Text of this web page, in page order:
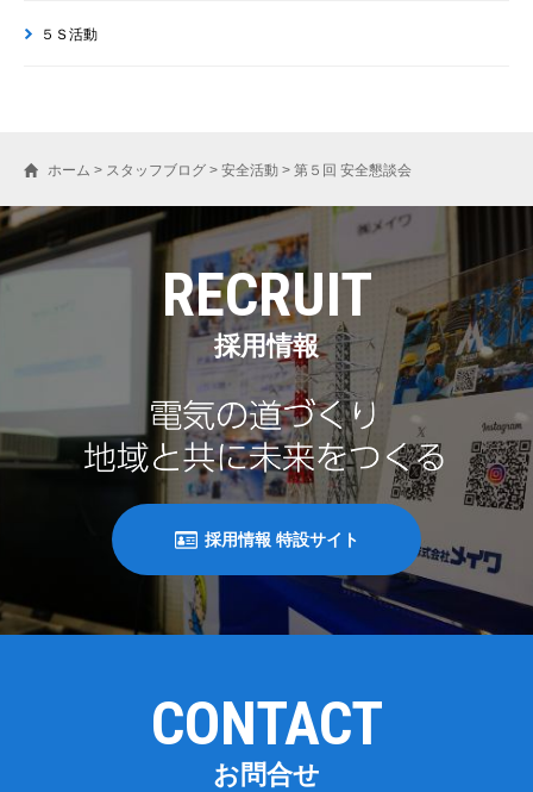
５Ｓ活動
ホーム > スタッフブログ > 安全活動 > 第５回 安全懇談会
RECRUIT
採用情報
採用情報 特設サイト
CONTACT
お問合せ